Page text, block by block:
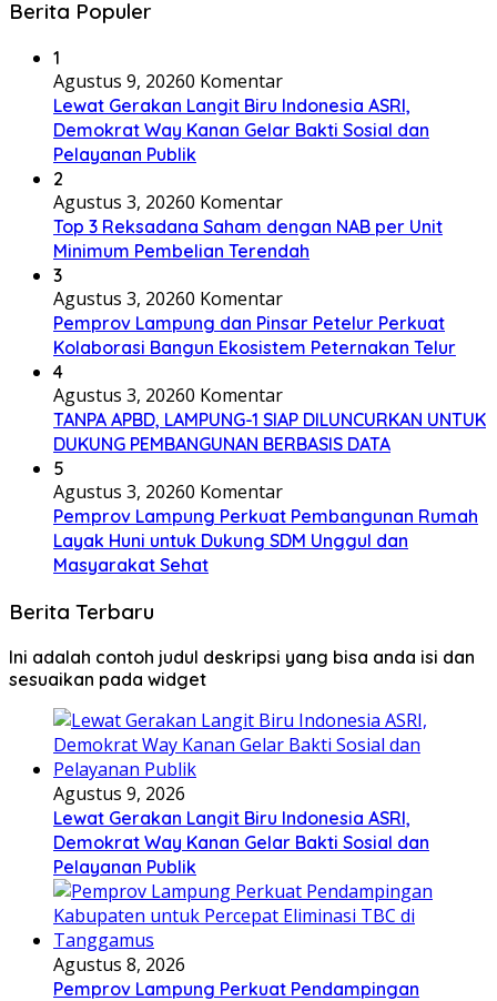
Berita Populer
1
Agustus 9, 20260 Komentar
Lewat Gerakan Langit Biru Indonesia ASRI,
Demokrat Way Kanan Gelar Bakti Sosial dan
Pelayanan Publik
2
Agustus 3, 20260 Komentar
Top 3 Reksadana Saham dengan NAB per Unit
Minimum Pembelian Terendah
3
Agustus 3, 20260 Komentar
Pemprov Lampung dan Pinsar Petelur Perkuat
Kolaborasi Bangun Ekosistem Peternakan Telur
4
Agustus 3, 20260 Komentar
TANPA APBD, LAMPUNG-1 SIAP DILUNCURKAN UNTUK
DUKUNG PEMBANGUNAN BERBASIS DATA
5
Agustus 3, 20260 Komentar
Pemprov Lampung Perkuat Pembangunan Rumah
Layak Huni untuk Dukung SDM Unggul dan
Masyarakat Sehat
Berita Terbaru
Ini adalah contoh judul deskripsi yang bisa anda isi dan
sesuaikan pada widget
Agustus 9, 2026
Lewat Gerakan Langit Biru Indonesia ASRI,
Demokrat Way Kanan Gelar Bakti Sosial dan
Pelayanan Publik
Agustus 8, 2026
Pemprov Lampung Perkuat Pendampingan